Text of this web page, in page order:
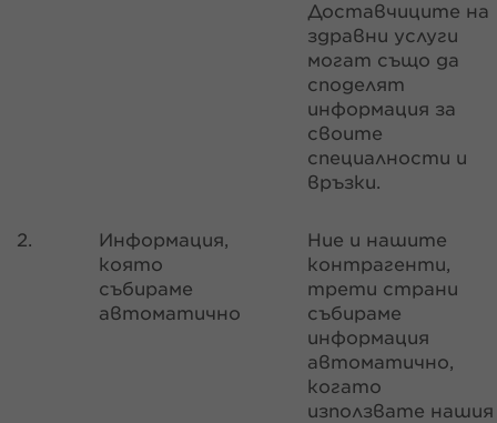
Доставчиците на
здравни услуги
могат също да
споделят
информация за
своите
специалности и
връзки.
2.
Информация,
която
събираме
автоматично
Ние и нашите
контрагенти,
трети страни
събираме
информация
автоматично,
когато
използвате нашия